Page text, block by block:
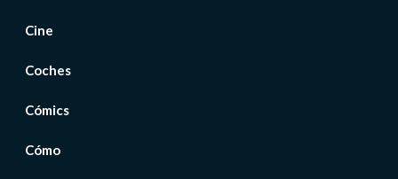
Cine
Coches
Cómics
Cómo